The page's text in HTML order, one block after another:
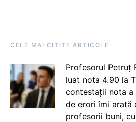
CELE MAI CITITE ARTICOLE
Profesorul Petruț
luat nota 4.90 la
contestații nota a
de erori îmi arată
profesorii buni,